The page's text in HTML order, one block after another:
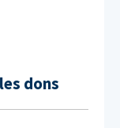
dons